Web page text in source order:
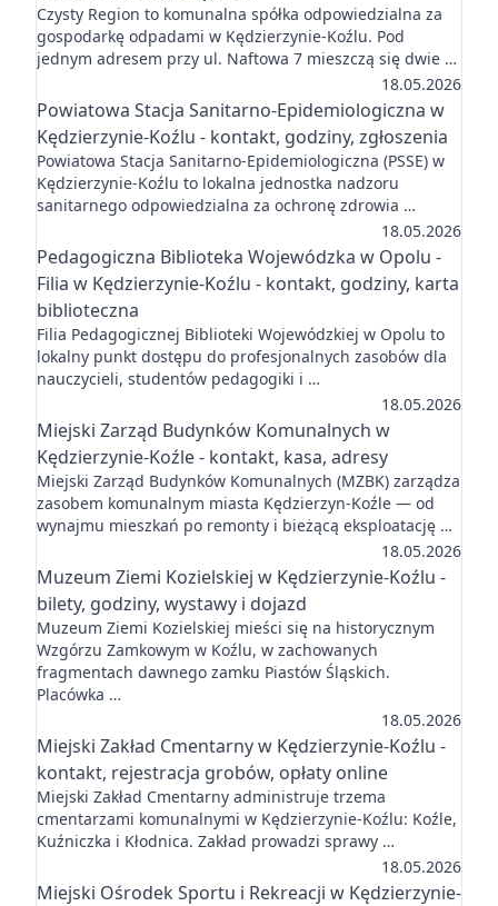
Czysty Region to komunalna spółka odpowiedzialna za
gospodarkę odpadami w Kędzierzynie-Koźlu. Pod
jednym adresem przy ul. Naftowa 7 mieszczą się dwie …
18.05.2026
Powiatowa Stacja Sanitarno-Epidemiologiczna w
Kędzierzynie-Koźlu - kontakt, godziny, zgłoszenia
Powiatowa Stacja Sanitarno-Epidemiologiczna (PSSE) w
Kędzierzynie-Koźlu to lokalna jednostka nadzoru
sanitarnego odpowiedzialna za ochronę zdrowia …
18.05.2026
Pedagogiczna Biblioteka Wojewódzka w Opolu -
Filia w Kędzierzynie-Koźlu - kontakt, godziny, karta
biblioteczna
Filia Pedagogicznej Biblioteki Wojewódzkiej w Opolu to
lokalny punkt dostępu do profesjonalnych zasobów dla
nauczycieli, studentów pedagogiki i …
18.05.2026
Miejski Zarząd Budynków Komunalnych w
Kędzierzynie-Koźle - kontakt, kasa, adresy
Miejski Zarząd Budynków Komunalnych (MZBK) zarządza
zasobem komunalnym miasta Kędzierzyn-Koźle — od
wynajmu mieszkań po remonty i bieżącą eksploatację …
18.05.2026
Muzeum Ziemi Kozielskiej w Kędzierzynie-Koźlu -
bilety, godziny, wystawy i dojazd
Muzeum Ziemi Kozielskiej mieści się na historycznym
Wzgórzu Zamkowym w Koźlu, w zachowanych
fragmentach dawnego zamku Piastów Śląskich.
Placówka …
18.05.2026
Miejski Zakład Cmentarny w Kędzierzynie-Koźlu -
kontakt, rejestracja grobów, opłaty online
Miejski Zakład Cmentarny administruje trzema
cmentarzami komunalnymi w Kędzierzynie-Koźlu: Koźle,
Kuźniczka i Kłodnica. Zakład prowadzi sprawy …
18.05.2026
Miejski Ośrodek Sportu i Rekreacji w Kędzierzynie-